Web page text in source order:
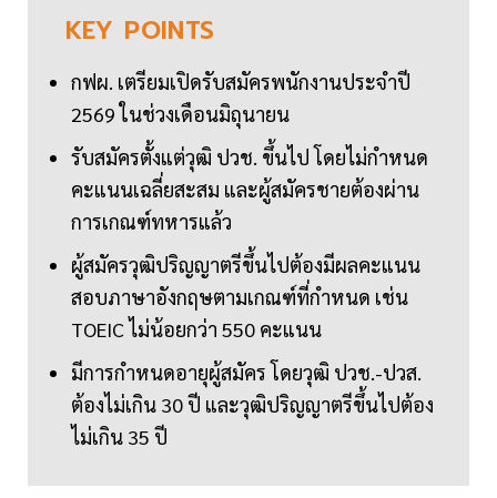
KEY POINTS
กฟผ. เตรียมเปิดรับสมัครพนักงานประจำปี
2569 ในช่วงเดือนมิถุนายน
รับสมัครตั้งแต่วุฒิ ปวช. ขึ้นไป โดยไม่กำหนด
คะแนนเฉลี่ยสะสม และผู้สมัครชายต้องผ่าน
การเกณฑ์ทหารแล้ว
ผู้สมัครวุฒิปริญญาตรีขึ้นไปต้องมีผลคะแนน
สอบภาษาอังกฤษตามเกณฑ์ที่กำหนด เช่น
TOEIC ไม่น้อยกว่า 550 คะแนน
มีการกำหนดอายุผู้สมัคร โดยวุฒิ ปวช.-ปวส.
ต้องไม่เกิน 30 ปี และวุฒิปริญญาตรีขึ้นไปต้อง
ไม่เกิน 35 ปี